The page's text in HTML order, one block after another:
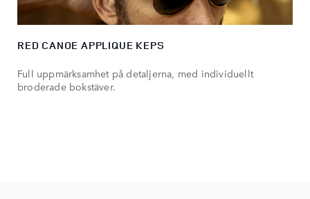
RED CANOE APPLIQUE KEPS
Full uppmärksamhet på detaljerna, med individuellt
broderade bokstäver.